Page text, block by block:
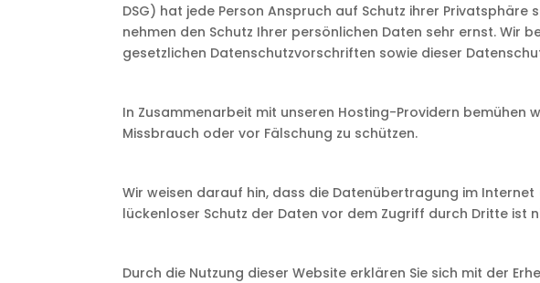
DSG) hat jede Person Anspruch auf Schutz ihrer
nehmen den Schutz Ihrer persönlichen Daten sehr ernst.
gesetzlichen Datenschutzvorschriften sowie dieser
In Zusammenarbeit mit unseren Hosting-Providern bemühen
Missbrauch oder vor Fälschung zu schützen.
Wir weisen darauf hin, dass die Datenübertragung im Internet
lückenloser Schutz der Daten vor dem Zugriff durch Dritte ist
Durch die Nutzung dieser Website erklären Sie sich mit der